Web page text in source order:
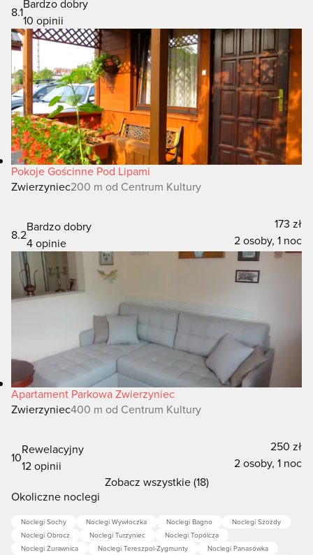
8.1
Bardzo dobry
10 opinii
Pokoje Gościnne Pod Lipami
Zwierzyniec200 m od Centrum Kultury
8.2
Bardzo dobry
4 opinie
173 zł
2 osoby, 1 noc
Apartament Parkowa Zwierzyniec
Zwierzyniec400 m od Centrum Kultury
10
Rewelacyjny
12 opinii
250 zł
2 osoby, 1 noc
Zobacz wszystkie (18)
Okoliczne noclegi
Noclegi Sochy Noclegi Wywłoczka Noclegi Bagno
Noclegi Szozdy
Noclegi Obrocz
Noclegi Turzyniec
Noclegi Topólcza
Noclegi Żurawnica
Noclegi Tereszpol-Zygmunty
Noclegi Panasówka